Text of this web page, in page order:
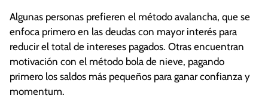
Algunas personas prefieren el método avalancha, que se
enfoca primero en las deudas con mayor interés para
reducir el total de intereses pagados. Otras encuentran
motivación con el método bola de nieve, pagando
primero los saldos más pequeños para ganar confianza y
momentum.